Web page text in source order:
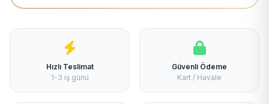
Hızlı Teslimat
1-3 iş günü
Güvenli Ödeme
Kart / Havale